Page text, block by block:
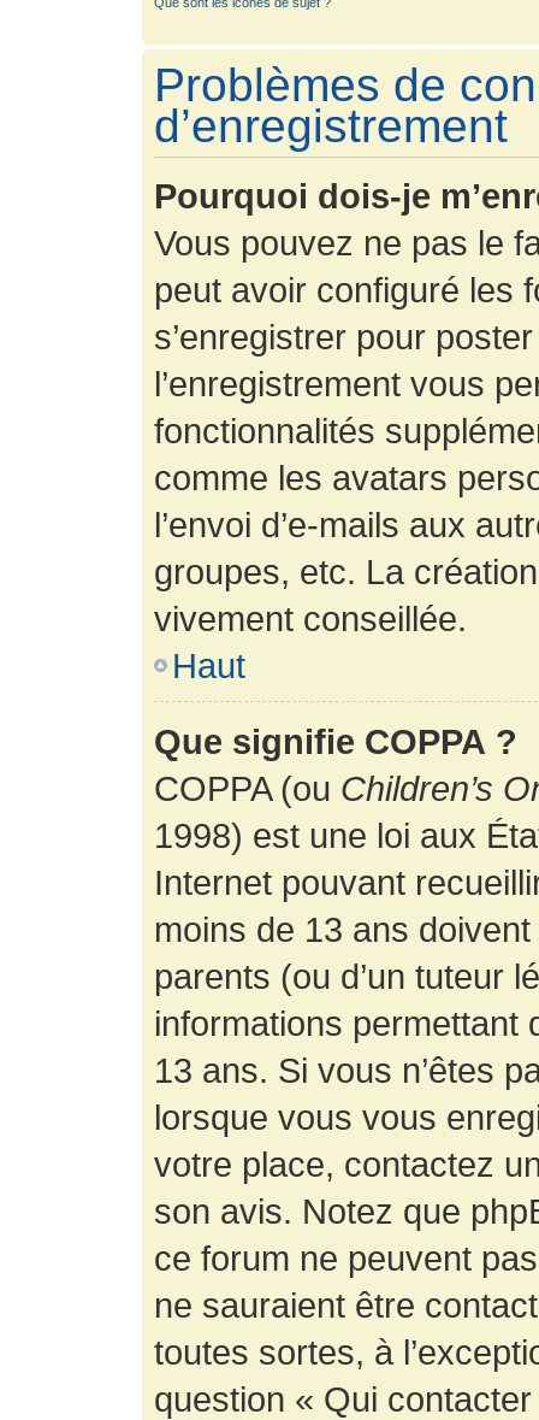
Problèmes de
d’enregistrement
Pourquoi dois-je
Vous pouvez ne pas le
peut avoir configuré les
s’enregistrer pour
l’enregistrement vous
fonctionnalités
comme les avatars
l’envoi d’e-mails aux
groupes, etc. La
vivement conseillée.
Haut
Que signifie COPPA ?
COPPA (ou Children’s
1998) est une loi aux
Internet pouvant
moins de 13 ans
parents (ou d’un tuteur
informations permettant
13 ans. Si vous n’êtes
lorsque vous vous
votre place, contactez
son avis. Notez que
ce forum ne peuvent
ne sauraient être
toutes sortes, à
question « Qui